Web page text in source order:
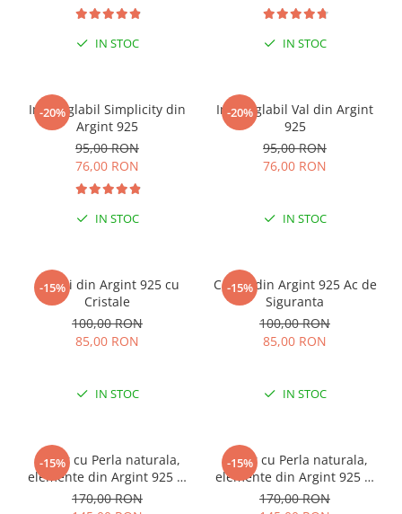
IN STOC IN STOC
-20%
Inel reglabil Simplicity din
Argint 925
95,00 RON
76,00 RON
IN STOC
-20%
Inel reglabil Val din Argint
925
95,00 RON
76,00 RON
IN STOC
-15%
Cercei din Argint 925 cu
Cristale
100,00 RON
85,00 RON
IN STOC
-15%
Cercei din Argint 925 Ac de
Siguranta
100,00 RON
85,00 RON
IN STOC
-15%
Colier cu Perla naturala,
elemente din Argint 925 si
margele Miyuki, multicolor
170,00 RON
-15%
Colier cu Perla naturala,
elemente din Argint 925 si
margele Miyuki, verde/kiwi
170,00 RON